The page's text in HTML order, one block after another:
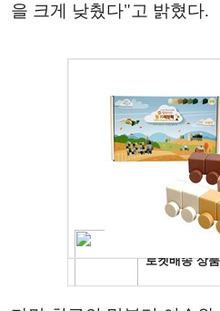
을 크게 낮췄다"고 밝혔다.